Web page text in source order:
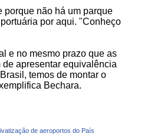
porque não há um parque
por aqui. "Conheço
e no mesmo prazo que as
apresentar equivalência
temos de montar o
Bechara.
de aeroportos do País